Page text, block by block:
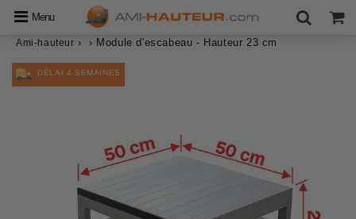
Menu
Ami-hauteur › › Module d'escabeau - Hauteur 23 cm
DÉLAI 4 SEMAINES